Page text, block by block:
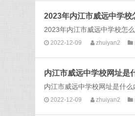
2023年内江市威远中学校
2023年内江市威远中学校怎
2022-12-09 zhuiyan2
内江市威远中学校网址是
内江市威远中学校网址是什
2022-12-09 zhuiyan2